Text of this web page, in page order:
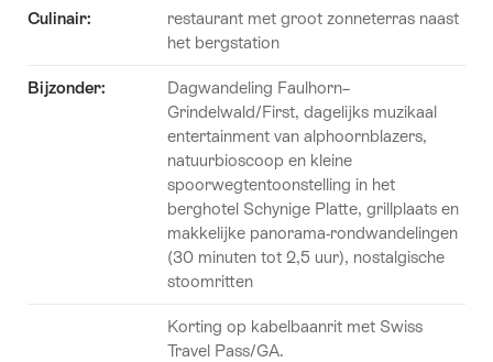
Culinair:
restaurant met groot zonneterras naast
het bergstation
Bijzonder:
Dagwandeling Faulhorn–
Grindelwald/First, dagelijks muzikaal
entertainment van alphoornblazers,
natuurbioscoop en kleine
spoorwegtentoonstelling in het
berghotel Schynige Platte, grillplaats en
makkelijke panorama-rondwandelingen
(30 minuten tot 2,5 uur), nostalgische
stoomritten
Korting op kabelbaanrit met Swiss
Travel Pass/GA.